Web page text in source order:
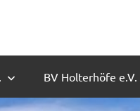
BV Holterhöfe e.V.